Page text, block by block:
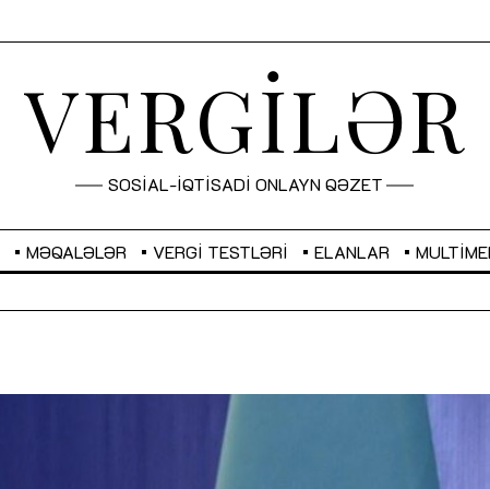
VERGİLƏR
SOSİAL-İQTİSADİ ONLAYN QƏZET
MƏQALƏLƏR VERGI TESTLƏRI ELANLAR
Sahibkarlıq fəaliyyəti üçün inklüziv
imkanlar yaradan vergi təşviqləri
“Düzgün kommunikasiyanın
real iş və sistemli fəaliyyət